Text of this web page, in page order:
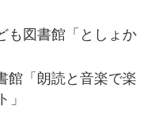
図書館「としょか
「朗読と音楽で楽
」